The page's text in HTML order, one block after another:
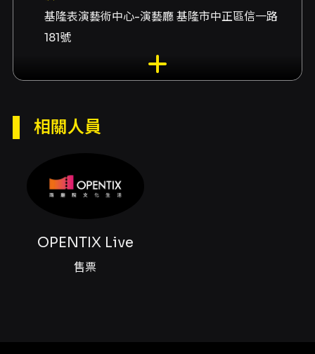
基隆表演藝術中心-演藝廳 基隆市中正區信一路
181號
內容簡介
在此地登場的情感與記憶。本場音樂會以國樂合
奏與協奏曲為核心，曲目規劃兼顧大型合奏的氣
奏曲〈初心〉與〈蒼穹〉，用以展示團隊齊奏時
的音色層次與編制能量；同時穿插多首協奏曲，
相關人員
OPENTIX Live
售票